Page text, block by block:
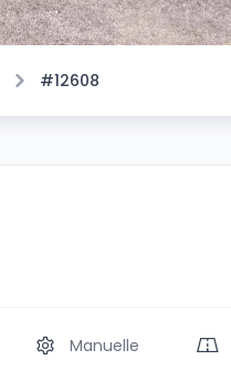
#12608
Manuelle